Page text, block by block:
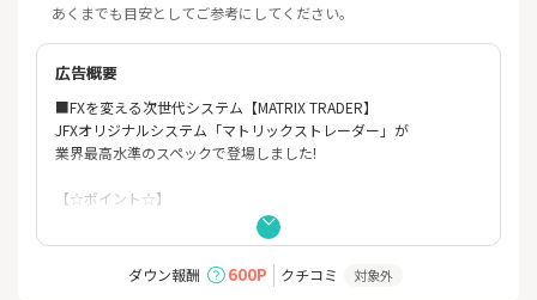
あくまでも目安としてご参考にしてください。
広告概要
■FXを変える次世代システム【MATRIX TRADER】
JFXオリジナルシステム「マトリックストレーダー」が
業界最高水準のスペックで登場しました!
【☆ポイント☆】
1）1,000通貨から取引可能！しかも手数料無料！
2）約定スピード最速0.001秒（平均0.005秒）
3）プロトレーダーも大絶賛！強力なチャート機能を搭載！！
4）小林芳彦のマーケットナビが全て無料で見れる！
ダウン報酬 600P クチコミ 対象外